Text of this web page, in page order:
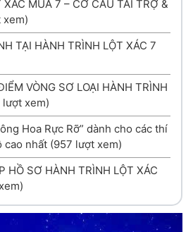
xem)
TẠI HÀNH TRÌNH LỘT XÁC 7
lượt xem)
Hoa Rực Rỡ” dành cho các thí
cao nhất (957 lượt xem)